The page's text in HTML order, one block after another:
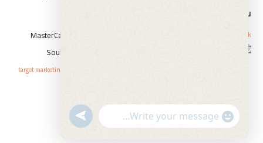
تواصل مع الفارس
Facebook
target marketing agency
السياسة والخصوصية
الشروط والأحكام
"+chaty_settings.lang.emoji_picker+"
WhatsApp
undefined